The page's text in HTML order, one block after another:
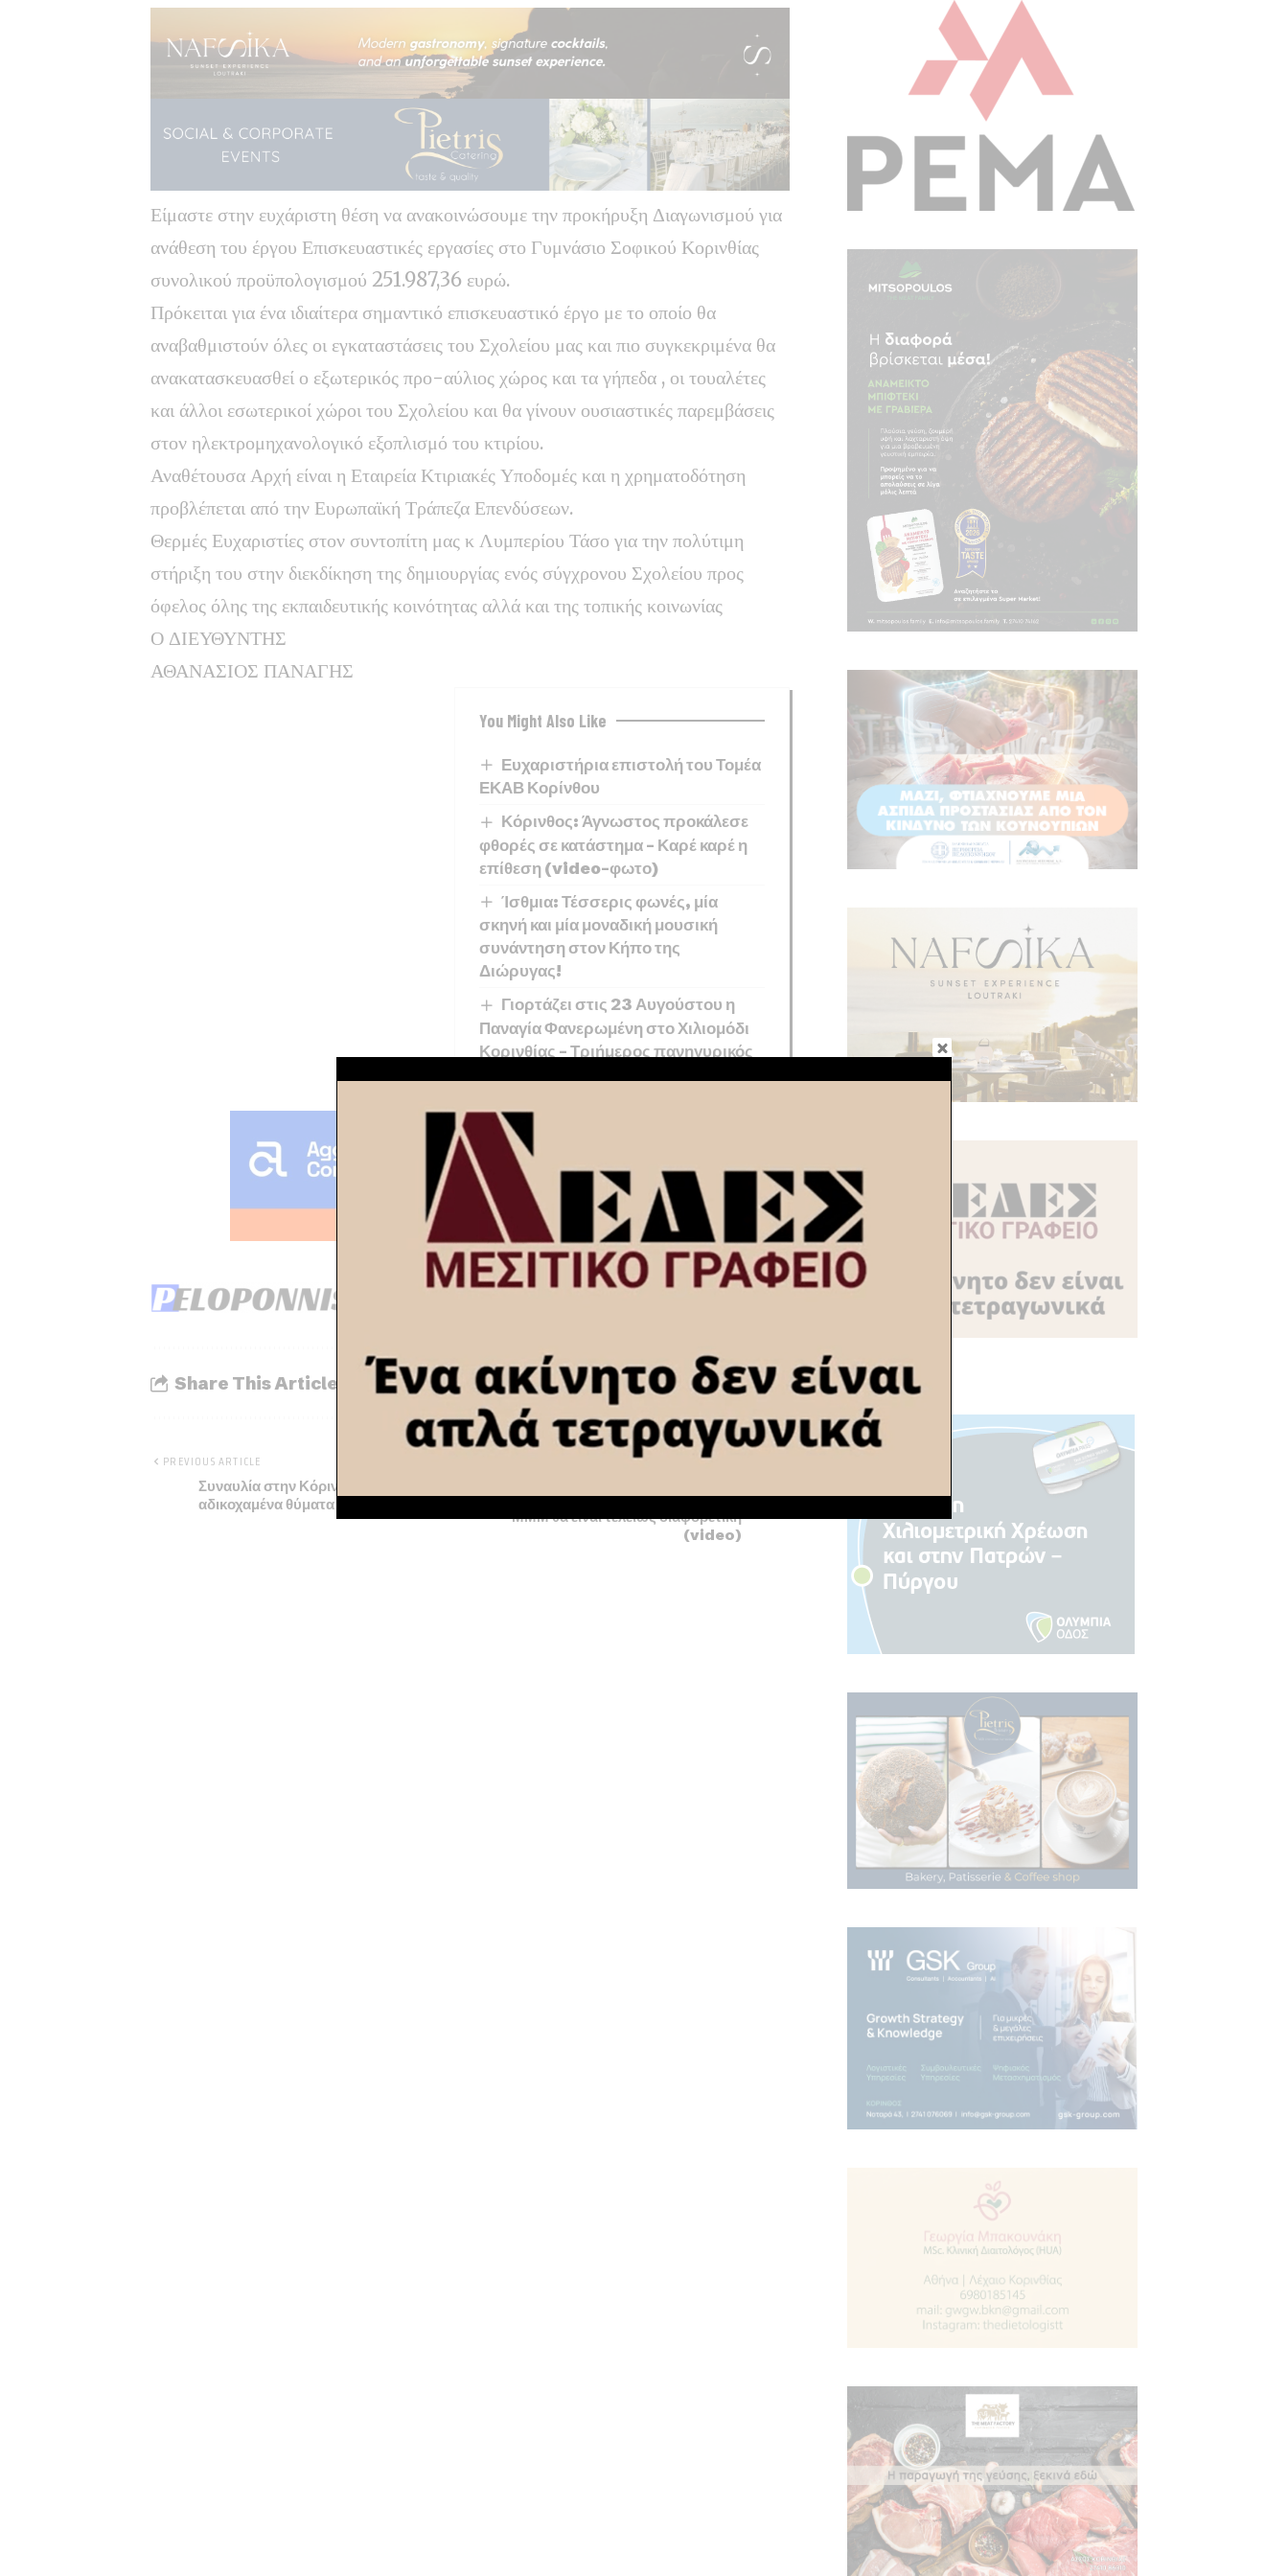
Είμαστε στην ευχάριστη θέση να ανακοινώσουμε την προκήρυξη Διαγωνισμού για
ανάθεση του έργου Επισκευαστικές εργασίες στο Γυμνάσιο Σοφικού Κορινθίας
συνολικού προϋπολογισμού 251.987,36 ευρώ.
Πρόκειται για ένα ιδιαίτερα σημαντικό επισκευαστικό έργο με το οποίο θα
αναβαθμιστούν όλες οι εγκαταστάσεις του Σχολείου μας και πιο συγκεκριμένα θα
ανακατασκευασθεί ο εξωτερικός προ-αύλιος χώρος και τα γήπεδα , οι τουαλέτες
και άλλοι εσωτερικοί χώροι του Σχολείου και θα γίνουν ουσιαστικές παρεμβάσεις
στον ηλεκτρομηχανολογικό εξοπλισμό του κτιρίου.
Αναθέτουσα Αρχή είναι η Εταιρεία Κτιριακές Υποδομές και η χρηματοδότηση
προβλέπεται από την Ευρωπαϊκή Τράπεζα Επενδύσεων.
Θερμές Ευχαριστίες στον συντοπίτη μας κ Λυμπερίου Τάσο για την πολύτιμη
στήριξη του στην διεκδίκηση της δημιουργίας ενός σύγχρονου Σχολείου προς
όφελος όλης της εκπαιδευτικής κοινότητας αλλά και της τοπικής κοινωνίας
Ο ΔΙΕΥΘΥΝΤΗΣ
ΑΘΑΝΑΣΙΟΣ ΠΑΝΑΓΗΣ
You Might Also Like
Ευχαριστήρια επιστολή του Τομέα
ΕΚΑΒ Κορίνθου
Κόρινθος: Άγνωστος προκάλεσε
φθορές σε κατάστημα – Καρέ καρέ η
επίθεση (video-φωτο)
Ίσθμια: Τέσσερις φωνές, μία
σκηνή και μία μοναδική μουσική
συνάντηση στον Κήπο της
Διώρυγας!
Γιορτάζει στις 23 Αυγούστου η
Παναγία Φανερωμένη στο Χιλιομόδι
Κορινθίας – Τριήμερος πανηγυρικός
Share This Article
PREVIOUS ARTICLE
Συναυλία στην Κόρινθο για τα
αδικοχαμένα θύματα των Τεμπών
NEXT ARTICLE
Μεταφορών: Έως το 2027 η εικόνα των
ΜΜΜ θα είναι τελείως διαφορετική
(video)